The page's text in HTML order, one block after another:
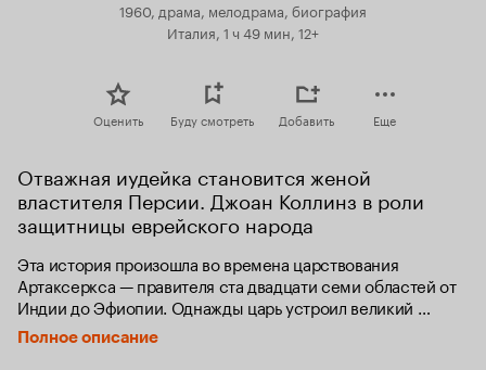
6.2
1960, драма, мелодрама, биография
Италия, 1 ч 49 мин, 12+
Оценить Буду смотреть Добавить Еще
Отважная иудейка становится женой
властителя Персии. Джоан Коллинз в роли
защитницы еврейского народа
Эта история произошла во времена царствования
Артаксеркса — правителя ста двадцати семи областей от
Индии до Эфиопии. Однажды царь устроил великий
семидневный пир, посвященный трехлетию своего
царствования. Когда развеселилось от вина его сердце,
Полное описание